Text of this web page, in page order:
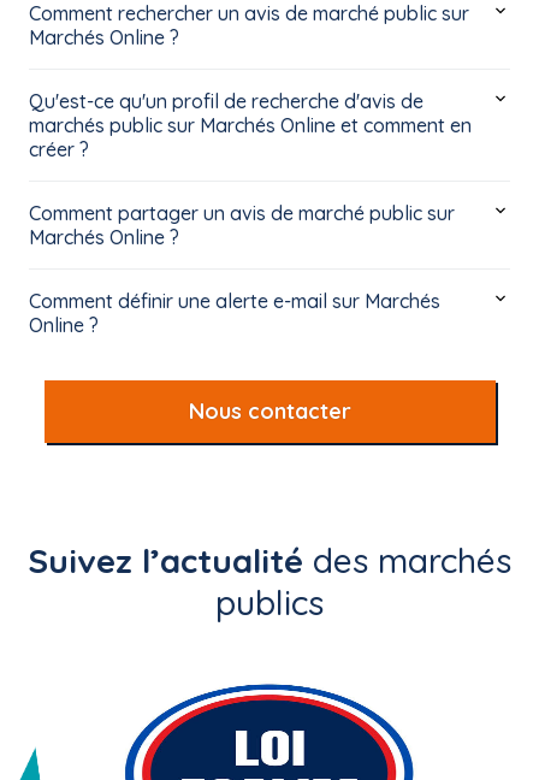
Comment rechercher un avis de marché public sur
Marchés Online ?
Qu'est-ce qu'un profil de recherche d'avis de
marchés public sur Marchés Online et comment en
créer ?
Comment partager un avis de marché public sur
Marchés Online ?
Comment définir une alerte e-mail sur Marchés
Online ?
Nous contacter
Suivez l’actualité des marchés
publics